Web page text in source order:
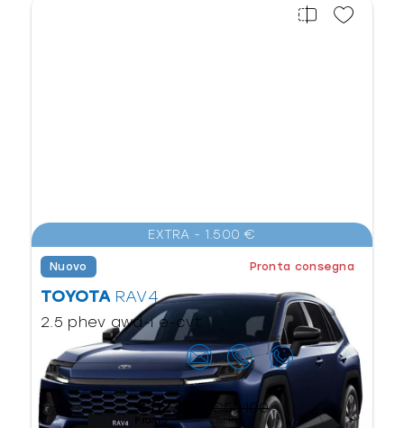
EXTRA - 1.500 €
Nuovo Pronta consegna
TOYOTA RAV4
2.5 phev awd-i e-cvt
Contattaci
€52.100
Promo
€55.100
Listino